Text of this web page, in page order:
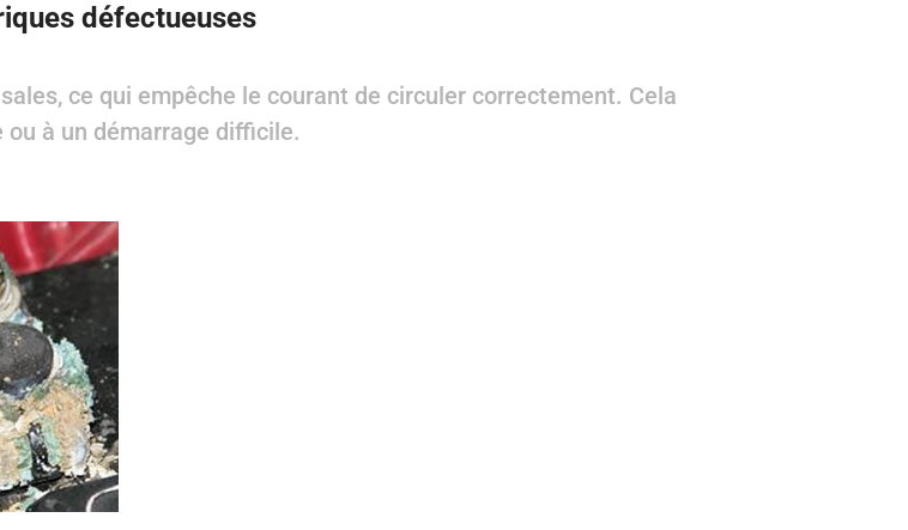
défectueuses
ce qui empêche le courant de circuler correctement. Cela
à un démarrage difficile.